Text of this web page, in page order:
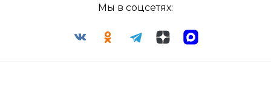
Мы в соцсетях: